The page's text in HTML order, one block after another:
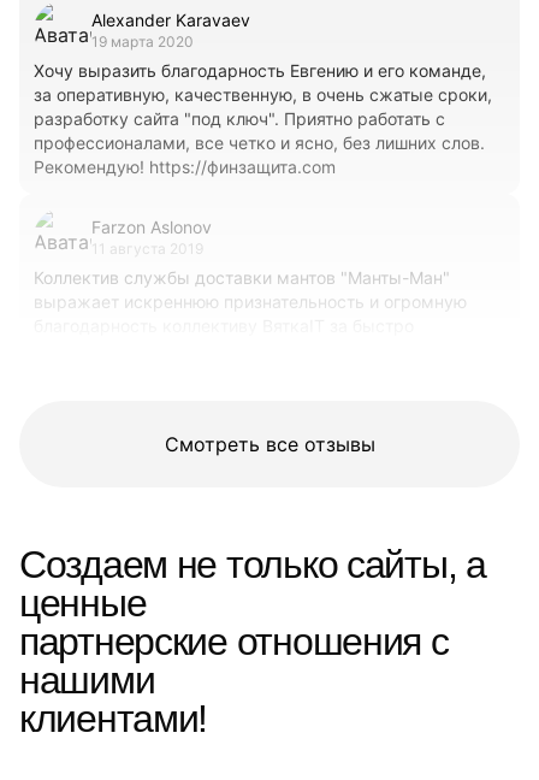
Alexander Karavaev
19 марта 2020
Хочу выразить благодарность Евгению и его команде,
за оперативную, качественную, в очень сжатые сроки,
разработку сайта "под ключ". Приятно работать с
профессионалами, все четко и ясно, без лишних слов.
Рекомендую! https://финзащита.com
Farzon Aslonov
11 августа 2019
Коллектив службы доставки мантов "Манты-Ман"
выражает искреннюю признательность и огромную
Смотреть все отзывы
Создаем не только сайты, а
ценные
партнерские отношения с
нашими
клиентами!